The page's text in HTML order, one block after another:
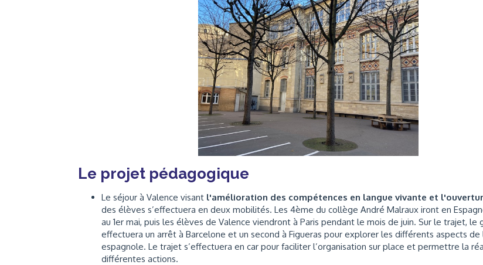
Le projet pédagogique
Le séjour à Valence visant l'amélioration des compétences en langue vivante et
des élèves s’effectuera en deux mobilités. Les 4ème du collège André Malraux iront en
au 1er mai, puis les élèves de Valence viendront à Paris pendant le mois de juin. Sur le trajet, le
effectuera un arrêt à Barcelone et un second à Figueras pour explorer les différents aspects de
espagnole. Le trajet s’effectuera en car pour faciliter l’organisation sur place et permettre la
différentes actions.